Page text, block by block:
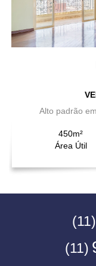
Alto padrão
450m²
Área Útil
(11)
(11)